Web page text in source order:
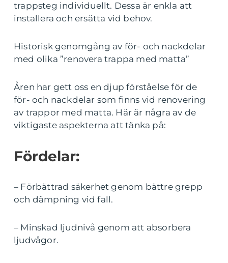
trappsteg individuellt. Dessa är enkla att
installera och ersätta vid behov.
Historisk genomgång av för- och nackdelar
med olika ”renovera trappa med matta”
Åren har gett oss en djup förståelse för de
för- och nackdelar som finns vid renovering
av trappor med matta. Här är några av de
viktigaste aspekterna att tänka på:
Fördelar:
– Förbättrad säkerhet genom bättre grepp
och dämpning vid fall.
– Minskad ljudnivå genom att absorbera
ljudvågor.